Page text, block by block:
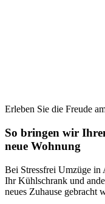
Erleben Sie die Freude
So bringen wir
neue Wohnung
Bei Stressfrei Umzüge in
Ihr Kühlschrank und
neues Zuhause gebracht